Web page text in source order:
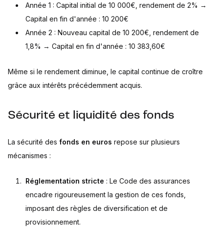
Année 1 : Capital initial de 10 000€, rendement de 2% →
Capital en fin d'année : 10 200€
Année 2 : Nouveau capital de 10 200€, rendement de
1,8% → Capital en fin d'année : 10 383,60€
Même si le rendement diminue, le capital continue de croître
grâce aux intérêts précédemment acquis.
Sécurité et liquidité des fonds
La sécurité des fonds en euros repose sur plusieurs
mécanismes :
Réglementation stricte : Le Code des assurances
encadre rigoureusement la gestion de ces fonds,
imposant des règles de diversification et de
provisionnement.